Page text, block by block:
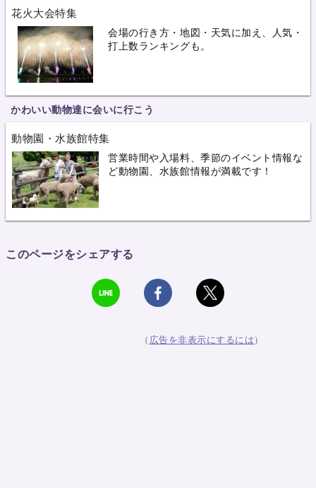
花火大会特集
会場の行き方・地図・天気に加え、人気・
打上数ランキングも。
かわいい動物達に会いに行こう
動物園・水族館特集
営業時間や入場料、季節のイベント情報な
ど動物園、水族館情報が満載です！
このページをシェアする
（ 広告を非表示にするには ）